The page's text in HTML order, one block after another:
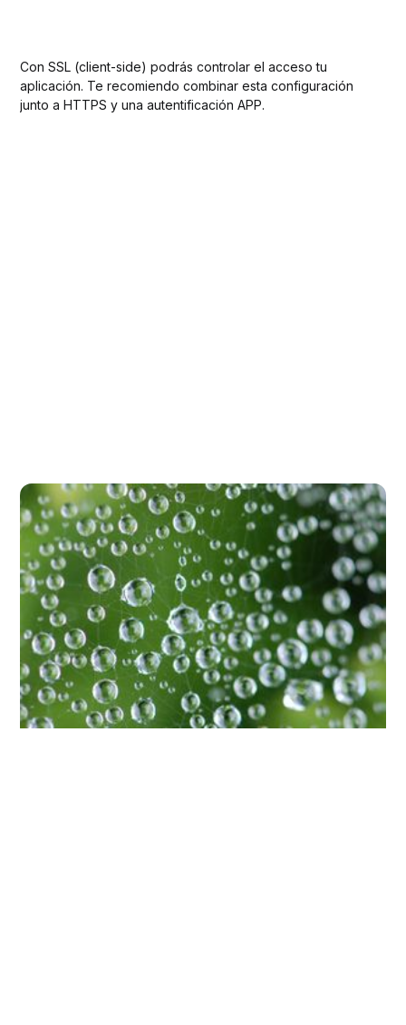
Con SSL (client-side) podrás controlar el acceso tu
aplicación. Te recomiendo combinar esta configuración
junto a HTTPS y una autentificación APP.